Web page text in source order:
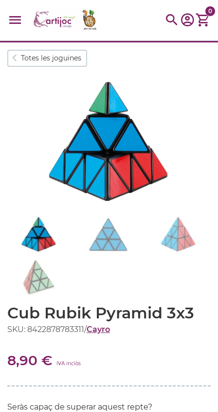
Cerques populars
tinkering
0
Totes les joguines
Cub Rubik Pyramid 3x3
SKU: 8422878783311/Cayro
8,90 € IVA inclòs
Seràs capaç de superar aquest repte?